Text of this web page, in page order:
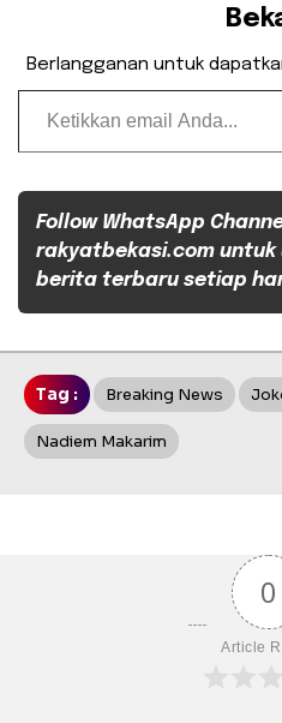
Berlangganan untuk
Ketikkan email Anda...
Follow WhatsApp
rakyatbekasi.com
berita terbaru setiap
Tag : Breaking News
Nadiem Makarim
0
Article